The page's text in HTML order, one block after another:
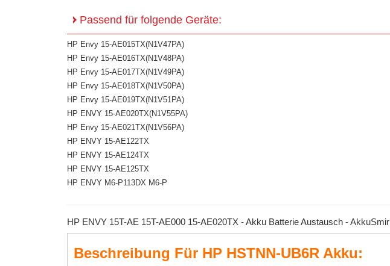
Passend für folgende Geräte:
HP Envy 15-AE015TX(N1V47PA)
HP Envy 15-AE016TX(N1V48PA)
HP Envy 15-AE017TX(N1V49PA)
HP Envy 15-AE018TX(N1V50PA)
HP Envy 15-AE019TX(N1V51PA)
HP ENVY 15-AE020TX(N1V55PA)
HP Envy 15-AE021TX(N1V56PA)
HP ENVY 15-AE122TX
HP ENVY 15-AE124TX
HP ENVY 15-AE125TX
HP ENVY M6-P113DX M6-P
HP ENVY 15T-AE 15T-AE000 15-AE020TX - Akku Batterie Austausch - AkkuSmir
Beschreibung Für HP HSTNN-UB6R Akku: